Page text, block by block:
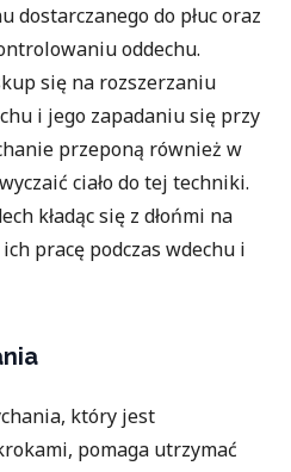
dostarczanego do płuc oraz
oddechu.
się na rozszerzaniu
i jego zapadaniu się przy
przeponą również w
ciało do tej techniki.
kładąc się z dłońmi na
pracę podczas wdechu i
który jest
pomaga utrzymać